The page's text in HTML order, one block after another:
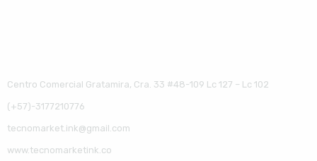
Centro Comercial Gratamira, Cra. 33 #48-109 Lc 127 – Lc 102
(+57)-3177210776
tecnomarket.ink@gmail.com
www.tecnomarketink.co